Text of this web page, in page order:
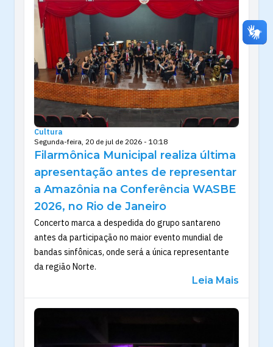
Cultura
Segunda-feira, 20 de jul de 2026 - 10:18
Filarmônica Municipal realiza última
apresentação antes de representar
a Amazônia na Conferência WASBE
2026, no Rio de Janeiro
Concerto marca a despedida do grupo santareno
antes da participação no maior evento mundial de
bandas sinfônicas, onde será a única representante
da região Norte.
Leia Mais